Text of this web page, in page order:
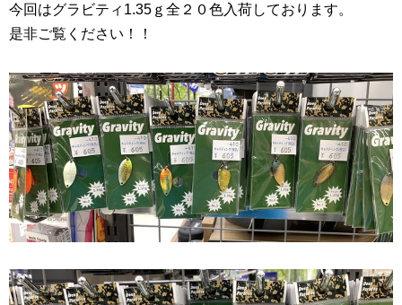
今回はグラビティ1.35ｇ全２０色入荷しております。
是非ご覧ください！！